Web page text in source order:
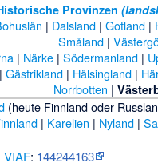
Provinzen
| Dalsland |Gotland |
Småland|
| Närke |Södermanland |
Gästrikland| Hälsingland|
Norrbotten |
(heute Finnland oder
| Karelien | Nyland|
VIAF: 144244163